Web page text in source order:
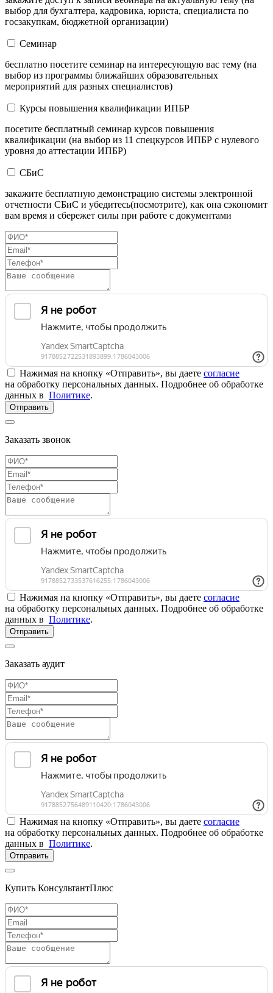
выбор для бухгалтера, кадровика, юриста, специалиста по
госзакупкам, бюджетной организации)
Семинар
бесплатно посетите семинар на интересующую вас тему (на
выбор из программы ближайших образовательных
мероприятий для разных специалистов)
Курсы повышения квалификации ИПБР
посетите бесплатный семинар курсов повышения
квалификации (на выбор из 11 спецкурсов ИПБР с нулевого
уровня до аттестации ИПБР)
СБиС
закажите бесплатную демонстрацию системы электронной
отчетности СБиС и убедитесь(посмотрите), как она сэкономит
вам время и сбережет силы при работе с документами
Нажимая на кнопку «Отправить», вы даете согласие
на обработку персональных данных. Подробнее об обработке
данных в Политике.
Отправить
Заказать звонок
Нажимая на кнопку «Отправить», вы даете согласие
на обработку персональных данных. Подробнее об обработке
данных в Политике.
Отправить
Заказать аудит
Нажимая на кнопку «Отправить», вы даете согласие
на обработку персональных данных. Подробнее об обработке
данных в Политике.
Отправить
Купить КонсультантПлюс